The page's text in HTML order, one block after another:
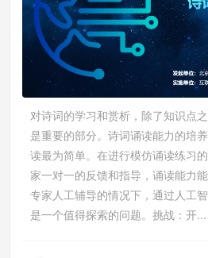
对诗词的学习和赏析，除了知识点
是重要的部分。诗词诵读能力的培
读最为简单。在进行模仿诵读练习
家一对一的反馈和指导，诵读能力
专家人工辅导的情况下，通过人工
是一个值得探索的问题。挑战：开...